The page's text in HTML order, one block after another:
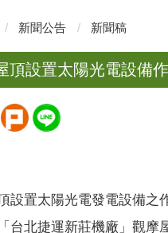
新聞公告 新聞稿
頂設置太陽光電設備
設置太陽光電發電設備之
台北捷運新莊機廠」觀